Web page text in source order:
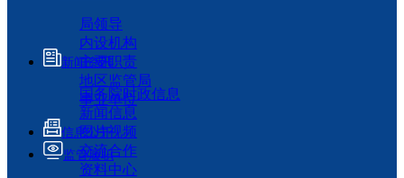
局领导
内设机构
主要职责
地区监管局
事业单位
新闻资讯
国务院时政信息
新闻信息
图片视频
交流合作
资料中心
信息公开
监管履职